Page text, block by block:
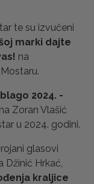
te su izvučeni
marki dajte
na
2024. -
Zoran Vlašić
u 2024. godini.
glasovi
Džinić Hrkać,
kraljice